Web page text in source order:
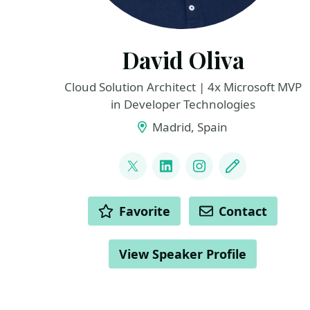
David Oliva
Cloud Solution Architect | 4x Microsoft MVP
in Developer Technologies
Madrid, Spain
@David_Oliva_85
LinkedInInstagram
Blog
ACTIONS Favorite Contact
View Speaker Profile